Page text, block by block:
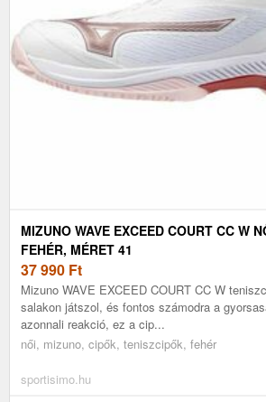
MIZUNO WAVE EXCEED COURT CC W
FEHÉR, MÉRET 41
37 990 Ft
Mizuno WAVE EXCEED COURT CC W
salakon játszol, és fontos számodra a
azonnali reakció, ez a cip...
női, mizuno, cipők, teniszcipők, fehér
sportisimo.hu